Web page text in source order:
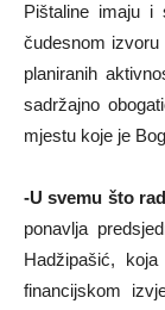
Pištaline imaju
čudesnom
planiranih
sadržajno
mjestu koje je
-U svemu što
ponavlja
Hadžipašić,
financijskom